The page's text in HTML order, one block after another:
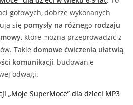
gotowych, dobrze wykonanych
się pomysły na różnego rodzaju
, które można przeprowadzić z
Takie domowe ćwiczenia ułatwią
komunikacji, budowanie
odwagi.